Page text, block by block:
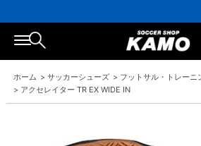
込)
以
上
シ
ー
ズ
ー
込)
以
上
で
送
無
料！
ト
還
元
率
5％！
レ
ミ
会
方
に
は
お
誕
月
に
「10％OFF
ク
込)
以
上
で
シ
ー
ズ
ー
込)
以
上
で
送
無
料！
ホーム > サッカーシューズ > フットサル・トレーニ
> アクセレイター TR EX WIDE IN